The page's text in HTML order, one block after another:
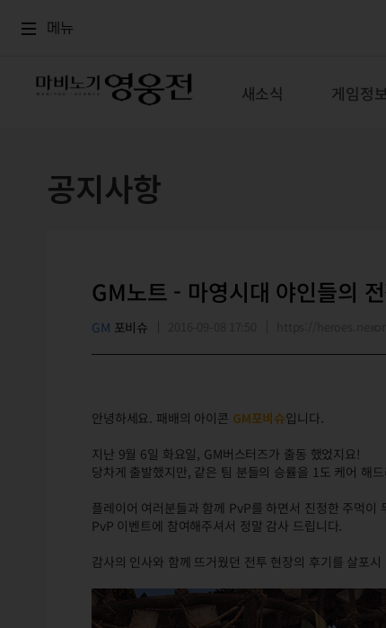
메뉴
새소식 게임정
공지사항
GM노트 - 마영시대 야인들의
GM 포비슈
안녕하세요. 패배의 아이콘 GM포비슈입니다.
지난 9월 6일 화요일, GM버스터즈가 출동 했었지요!
당차게 출발했지만, 같은 팀 분들의 승률을 1도 케어
플레이어 여러분들과 함께 PvP를 하면서 진정한 주먹
PvP 이벤트에 참여해주셔서 정말 감사 드립니다.
감사의 인사와 함께 뜨거웠던 전투 현장의 후기를 살포시